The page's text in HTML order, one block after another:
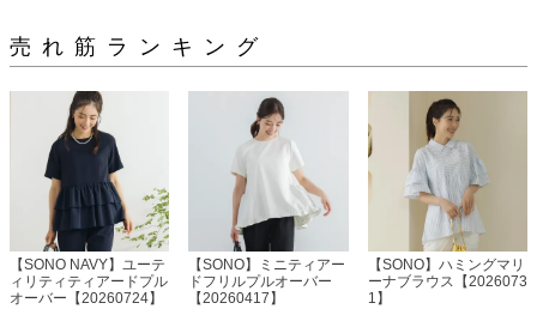
売れ筋ランキング
【SONO NAVY】ユーテ
ィリティティアードプル
オーバー【20260724】
【SONO】ミニティアー
ドフリルプルオーバー
【20260417】
【SONO】ハミングマリ
ーナブラウス【2026073
1】